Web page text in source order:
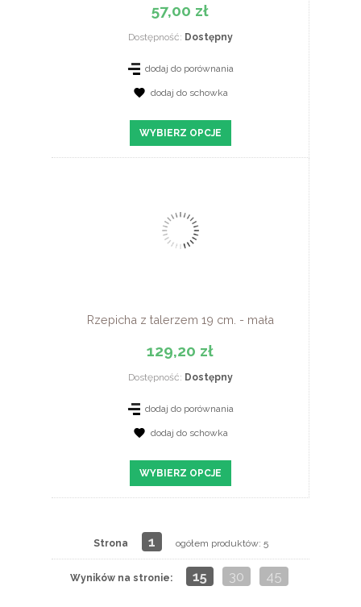
57,00 zł
Dostępność: Dostępny
dodaj do porównania
dodaj do schowka
WYBIERZ OPCJE
Rzepicha z talerzem 19 cm. - mała
129,20 zł
Dostępność: Dostępny
dodaj do porównania
dodaj do schowka
WYBIERZ OPCJE
Strona 1 ogółem produktów: 5
Wyników na stronie: 15 30 45